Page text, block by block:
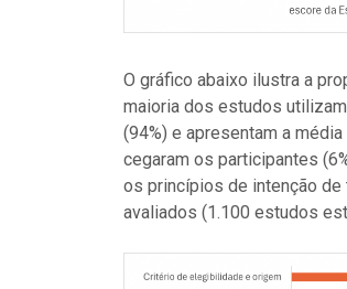
O gráfico abaixo ilustra a
maioria dos estudos
(94%) e apresentam a
cegaram os participantes
os princípios de intenção de
avaliados (1.100 estudos